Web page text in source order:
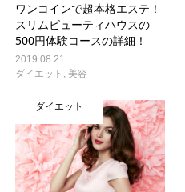
ワンコインで超本格エステ！
スリムビューティハウスの
500円体験コースの詳細！
2019.08.21
ダイエット , 美容
ダイエット